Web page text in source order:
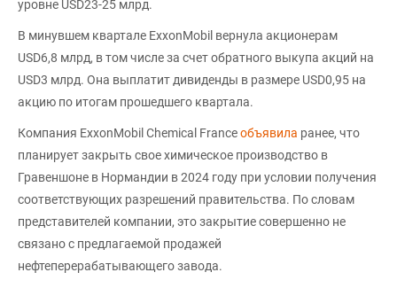
уровне USD23-25 млрд.
В минувшем квартале ExxonMobil вернула акционерам
USD6,8 млрд, в том числе за счет обратного выкупа акций на
USD3 млрд. Она выплатит дивиденды в размере USD0,95 на
акцию по итогам прошедшего квартала.
Компания ExxonMobil Chemical Franceобъявила ранее, что
планирует закрыть свое химическое производство в
Гравеншоне в Нормандии в 2024 году при условии получения
соответствующих разрешений правительства. По словам
представителей компании, это закрытие совершенно не
связано с предлагаемой продажей
нефтеперерабатывающего завода.